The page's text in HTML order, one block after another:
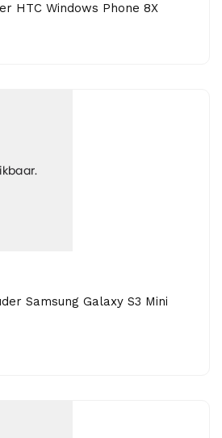
HTC Windows Phone 8X
Samsung Galaxy S3 Mini